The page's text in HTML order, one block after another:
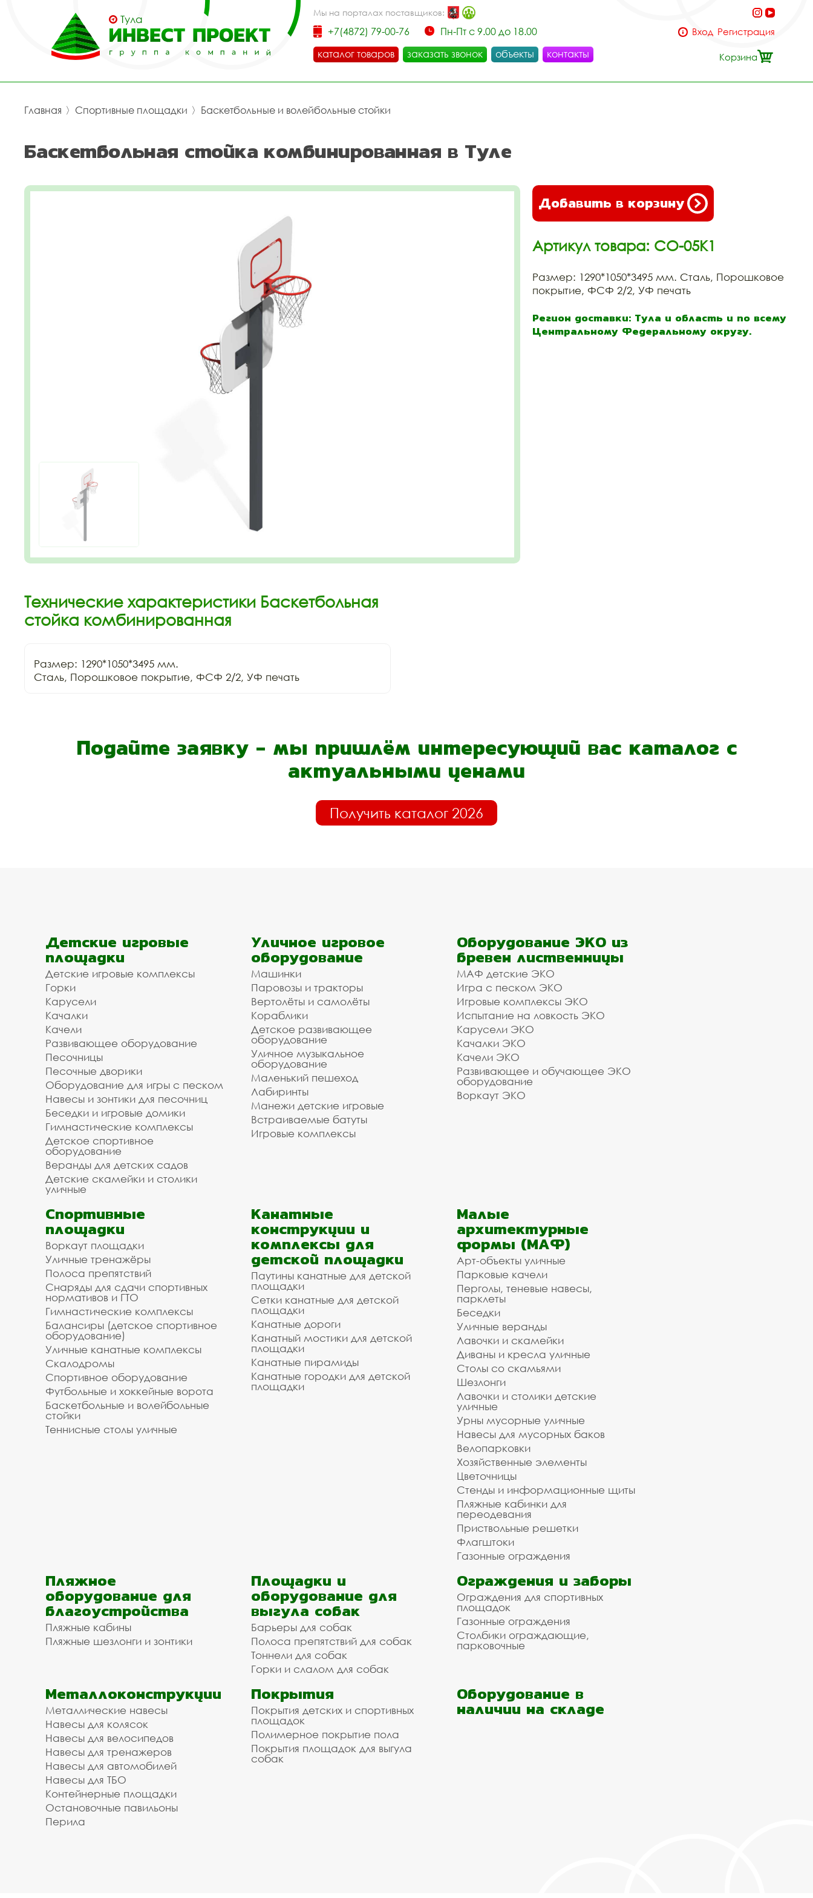
Тула
Мы на порталах поставщиков:
+7(4872) 79-00-76
Пн-Пт с 9.00 до 18.00
каталог товаров
заказать звонок объекты контакты
Вход Регистрация
Корзина
Главная 〉 Спортивные площадки 〉 Баскетбольные и волейбольные стойки
Баскетбольная стойка комбинированная в Туле
Добавить в корзину
Артикул товара: СО-05К1
Размер: 1290*1050*3495 мм. Сталь, Порошковое
покрытие, ФСФ 2/2, УФ печать
Регион доставки: Тула и область и по всему
Центральному Федеральному округу.
Технические характеристики Баскетбольная
стойка комбинированная
Размер: 1290*1050*3495 мм.
Сталь, Порошковое покрытие, ФСФ 2/2, УФ печать
Подайте заявку - мы пришлём интересующий вас каталог с
актуальными ценами
Получить каталог 2026
Детские игровые
площадки
Детские игровые комплексы
Горки
Карусели
Качалки
Качели
Развивающее оборудование
Песочницы
Песочные дворики
Оборудование для игры с песком
Навесы и зонтики для песочниц
Беседки и игровые домики
Гимнастические комплексы
Детское спортивное
оборудование
Веранды для детских садов
Детские скамейки и столики
уличные
Уличное игровое
оборудование
Машинки
Паровозы и тракторы
Вертолёты и самолёты
Кораблики
Детское развивающее
оборудование
Уличное музыкальное
оборудование
Маленький пешеход
Лабиринты
Манежи детские игровые
Встраиваемые батуты
Игровые комплексы
Оборудование ЭКО из
бревен лиственницы
МАФ детские ЭКО
Игра с песком ЭКО
Игровые комплексы ЭКО
Испытание на ловкость ЭКО
Карусели ЭКО
Качалки ЭКО
Качели ЭКО
Развивающее и обучающее ЭКО
оборудование
Воркаут ЭКО
Спортивные
площадки
Воркаут площадки
Уличные тренажёры
Полоса препятствий
Снаряды для сдачи спортивных
нормативов и ГТО
Гимнастические комплексы
Балансиры (детское спортивное
оборудование)
Уличные канатные комплексы
Скалодромы
Спортивное оборудование
Футбольные и хоккейные ворота
Баскетбольные и волейбольные
стойки
Теннисные столы уличные
Канатные
конструкции и
комплексы для
детской площадки
Паутины канатные для детской
площадки
Сетки канатные для детской
площадки
Канатные дороги
Канатный мостики для детской
площадки
Канатные пирамиды
Канатные городки для детской
площадки
Малые
архитектурные
формы (МАФ)
Арт-объекты уличные
Парковые качели
Перголы, теневые навесы,
парклеты
Беседки
Уличные веранды
Лавочки и скамейки
Диваны и кресла уличные
Столы со скамьями
Шезлонги
Лавочки и столики детские
уличные
Урны мусорные уличные
Навесы для мусорных баков
Велопарковки
Хозяйственные элементы
Цветочницы
Стенды и информационные щиты
Пляжные кабинки для
переодевания
Приствольные решетки
Флагштоки
Газонные ограждения
Пляжное
оборудование для
благоустройства
Пляжные кабины
Пляжные шезлонги и зонтики
Площадки и
оборудование для
выгула собак
Барьеры для собак
Полоса препятствий для собак
Тоннели для собак
Горки и слалом для собак
Ограждения и заборы
Ограждения для спортивных
площадок
Газонные ограждения
Столбики ограждающие,
парковочные
Металлоконструкции
Металлические навесы
Навесы для колясок
Навесы для велосипедов
Навесы для тренажеров
Навесы для автомобилей
Навесы для ТБО
Контейнерные площадки
Остановочные павильоны
Перила
Покрытия
Покрытия детских и спортивных
площадок
Полимерное покрытие пола
Покрытия площадок для выгула
собак
Оборудование в
наличии на складе